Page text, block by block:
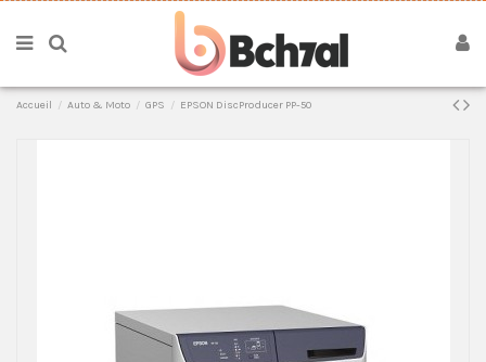
Accueil Auto & Moto GPS EPSON DiscProducer PP-50